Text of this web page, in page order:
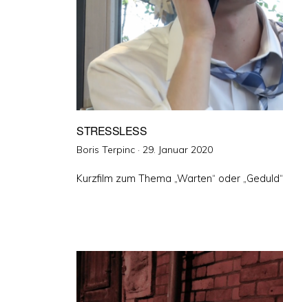
STRESSLESS
Boris Terpinc · Veröffentlicht
29. Januar 2020
Kurzfilm zum Thema „Warten“ oder „Geduld“